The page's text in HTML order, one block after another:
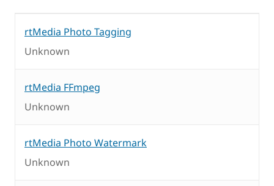
rtMedia Photo Tagging
Unknown
rtMedia FFmpeg
Unknown
rtMedia Photo Watermark
Unknown